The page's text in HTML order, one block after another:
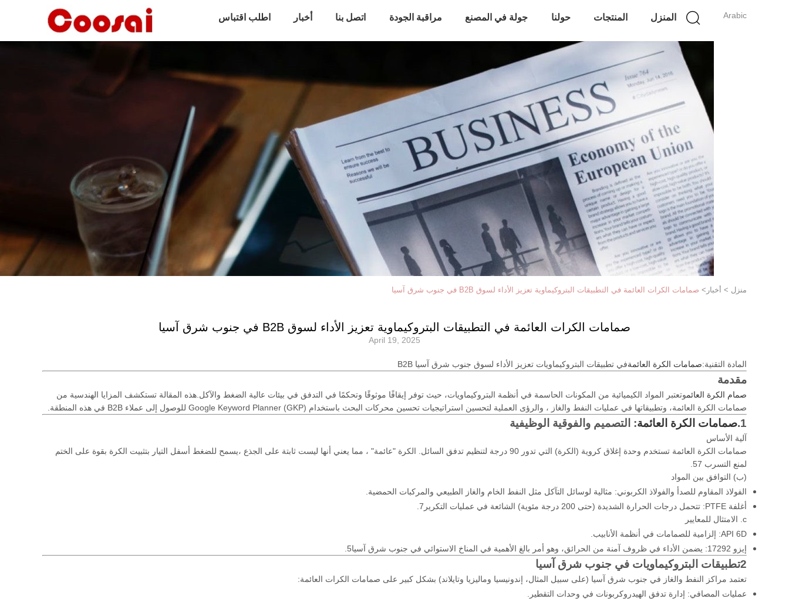
Arabic المنزل المنتجات حولنا جولة في المصنع مراقبة الجودة اتصل بنا أخبار اطلب اقتباس
منزل > أخبار > صمامات الكرات العائمة في التطبيقات البتروكيماوية تعزيز الأداء لسوق B2B في جنوب شرق آسيا
صمامات الكرات العائمة في التطبيقات البتروكيماوية تعزيز الأداء لسوق B2B في جنوب شرق آسيا
April 19, 2025
المادة التقنية:صمامات الكرة العائمةفي تطبيقات البتروكيماويات تعزيز الأداء لسوق جنوب شرق آسيا B2B
مقدمة
صمام الكرة العائموتعتبر المواد الكيميائية من المكونات الحاسمة في أنظمة البتروكيماويات، حيث توفر إيقافًا موثوقًا وتحكمًا في التدفق في بيئات عالية الضغط والآكل.هذه المقالة تستكشف المزايا الهندسية من
صمامات الكرة العائمة، وتطبيقاتها في عمليات النفط والغاز ، والرؤى العملية لتحسين استراتيجيات تحسين محركات البحث باستخدام Google Keyword Planner (GKP) للوصول إلى عملاء B2B في هذه المنطقة.
1. صمامات الكرة العائمة: التصميم والفوقية الوظيفية
آلية الأساس
صمامات الكرة العائمة تستخدم وحدة إغلاق كروية (الكرة) التي تدور 90 درجة لتنظيم تدفق السائل. الكرة "عائمة" ، مما يعني أنها ليست ثابتة على الجذع ،يسمح للضغط أسفل التيار بتثبيت الكرة بقوة على الختم
لمنع التسرب 57.
(ب) التوافق بين المواد
الفولاذ المقاوم للصدأ والفولاذ الكربوني: مثالية لوسائل التآكل مثل النفط الخام والغاز الطبيعي والمركبات الحمضية.
أغلفة PTFE: تتحمل درجات الحرارة الشديدة (حتى 200 درجة مئوية) الشائعة في عمليات التكرير7.
c. الامتثال للمعايير
API 6D: إلزامية للصمامات في أنظمة الأنابيب.
إيزو 17292: يضمن الأداء في ظروف آمنة من الحرائق، وهو أمر بالغ الأهمية في المناخ الاستوائي في جنوب شرق آسيا5.
2تطبيقات البتروكيماويات في جنوب شرق آسيا
تعتمد مراكز النفط والغاز في جنوب شرق آسيا (على سبيل المثال، إندونيسيا وماليزيا وتايلاند) بشكل كبير على صمامات الكرات العائمة:
عمليات المصافي: إدارة تدفق الهيدروكربونات في وحدات التقطير.